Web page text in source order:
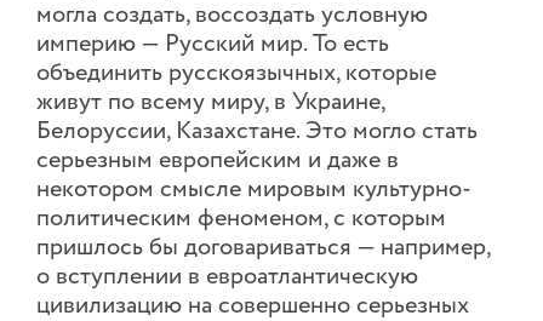
могла создать, воссоздать условную
империю — Русский мир. То есть
объединить русскоязычных, которые
живут по всему миру, в Украине,
Белоруссии, Казахстане. Это могло стать
серьезным европейским и даже в
некотором смысле мировым культурно-
политическим феноменом, с которым
пришлось бы договариваться — например,
о вступлении в евроатлантическую
цивилизацию на совершенно серьезных